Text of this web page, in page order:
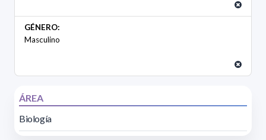
GÉNERO:
Masculino
ÁREA
Biología